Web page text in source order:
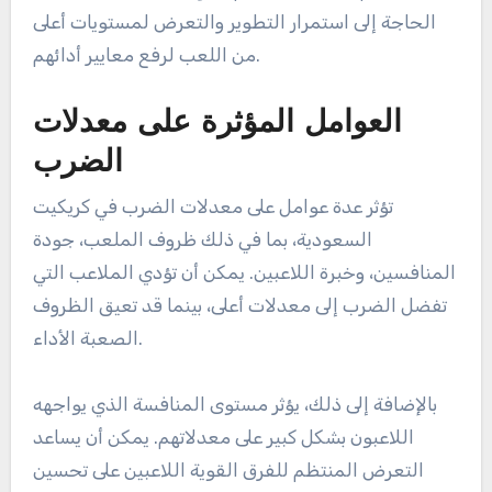
الحاجة إلى استمرار التطوير والتعرض لمستويات أعلى
من اللعب لرفع معايير أدائهم.
العوامل المؤثرة على معدلات
الضرب
تؤثر عدة عوامل على معدلات الضرب في كريكيت
السعودية، بما في ذلك ظروف الملعب، جودة
المنافسين، وخبرة اللاعبين. يمكن أن تؤدي الملاعب التي
تفضل الضرب إلى معدلات أعلى، بينما قد تعيق الظروف
الصعبة الأداء.
بالإضافة إلى ذلك، يؤثر مستوى المنافسة الذي يواجهه
اللاعبون بشكل كبير على معدلاتهم. يمكن أن يساعد
التعرض المنتظم للفرق القوية اللاعبين على تحسين